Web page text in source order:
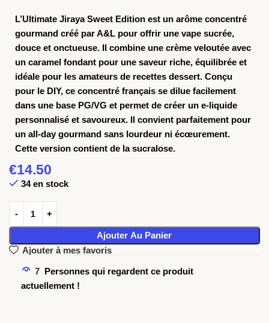
L’Ultimate Jiraya Sweet Edition est un arôme concentré
gourmand créé parA&L pour offrir une vape sucrée,
douce et onctueuse. Il combine une crème veloutée avec
un caramel fondant pour une saveur riche, équilibrée et
idéale pour les amateurs de recettes dessert. Conçu
pour le DIY, ce concentré français se dilue facilement
dans une base PG/VG et permet de créer un e-liquide
personnalisé et savoureux. Il convient parfaitement pour
un all-day gourmand sans lourdeur ni écœurement.
Cette version contient de la sucralose.
€14.50
34 en stock
Ajouter Au Panier
Ajouter à mes favoris
7 Personnes qui regardent ce produit
actuellement !